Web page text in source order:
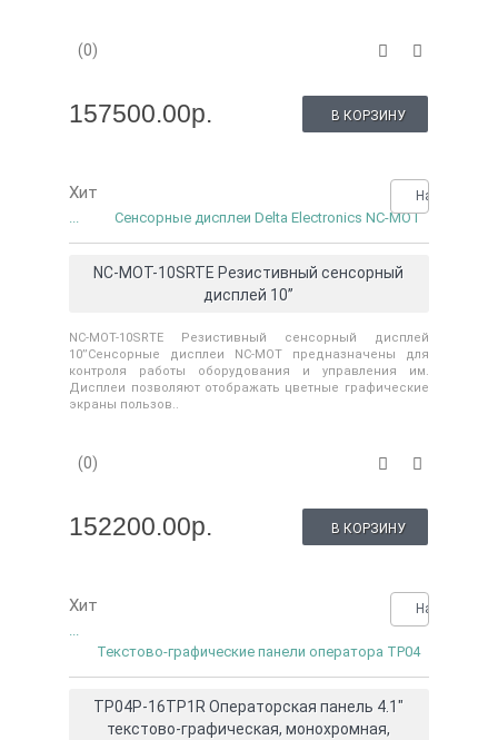
(0)
157500.00р. В КОРЗИНУ
Хит Нашли
... Сенсорные дисплеи Delta Electronics NC-MOT
NC-MOT-10SRTE Резистивный сенсорный
дисплей 10’’
NC-MOT-10SRTE Резистивный сенсорный дисплей
10’’Сенсорные дисплеи NC-MOT предназначены для
контроля работы оборудования и управления им.
Дисплеи позволяют отображать цветные графические
экраны пользов..
(0)
152200.00р. В КОРЗИНУ
Хит Нашли
...
Текстово-графические панели оператора TP04
TP04P-16TP1R Операторская панель 4.1"
текстово-графическая, монохромная,